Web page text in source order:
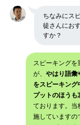
ちなみにス
徒さんにお
すか？
スピーキングを
が、やはり語彙
をスピーキング
プットのほうも
ております。当
施していますの